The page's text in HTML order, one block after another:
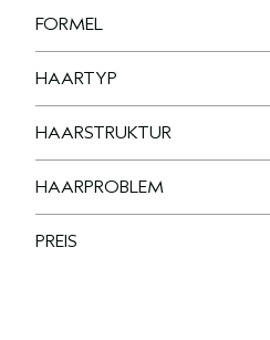
FORMEL
HAARTYP
HAARSTRUKTUR
HAARPROBLEM
PREIS